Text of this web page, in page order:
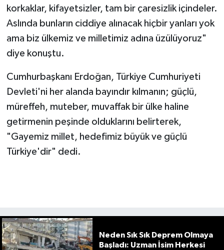
korkaklar, kifayetsizler, tam bir çaresizlik içindeler.
Aslında bunların ciddiye alınacak hiçbir yanları yok
ama biz ülkemiz ve milletimiz adına üzülüyoruz"
diye konuştu.
Cumhurbaşkanı Erdoğan, Türkiye Cumhuriyeti
Devleti'ni her alanda bayındır kılmanın; güçlü,
müreffeh, muteber, muvaffak bir ülke haline
getirmenin peşinde olduklarını belirterek,
"Gayemiz millet, hedefimiz büyük ve güçlü
Türkiye'dir" dedi.
Neden Sık Sık Deprem Olmaya
Başladı: Uzman İsim Herkesi